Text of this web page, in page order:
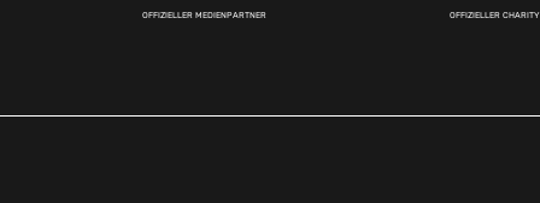
OFFIZIELLER MEDIENPARTNER OFFIZIELLER